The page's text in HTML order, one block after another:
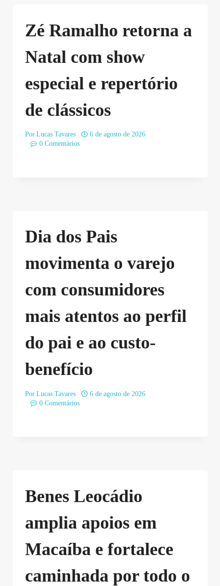
Zé Ramalho retorna a
Natal com show
especial e repertório
de clássicos
Por Lucas Tavares
6 de agosto de 2026
0 Comentários
Dia dos Pais
movimenta o varejo
com consumidores
mais atentos ao perfil
do pai e ao custo-
benefício
Por Lucas Tavares
6 de agosto de 2026
0 Comentários
Benes Leocádio
amplia apoios em
Macaíba e fortalece
caminhada por todo o